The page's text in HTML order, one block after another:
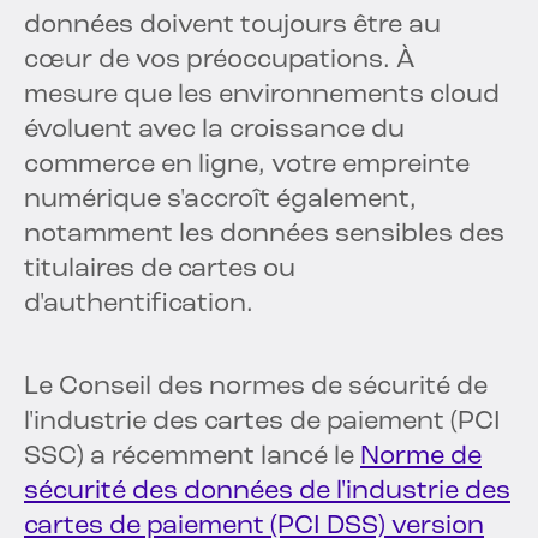
données doivent toujours être au
cœur de vos préoccupations. À
mesure que les environnements cloud
évoluent avec la croissance du
commerce en ligne, votre empreinte
numérique s'accroît également,
notamment les données sensibles des
titulaires de cartes ou
d'authentification.
Le Conseil des normes de sécurité de
l'industrie des cartes de paiement (PCI
SSC) a récemment lancé le Norme de
sécurité des données de l'industrie des
cartes de paiement (PCI DSS) version